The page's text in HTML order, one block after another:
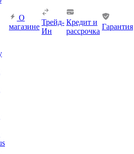
О
магазине
Трейд-
Ин
Кредит и
рассрочка
Гарантия